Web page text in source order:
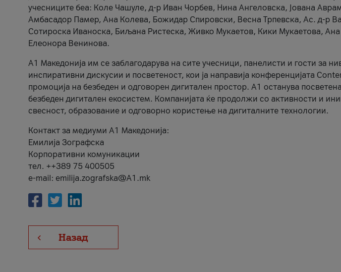
учесниците беа: Коле Чашуле, д-р Иван Чорбев, Нина Ангеловска, Јована
Амбасадор Памер, Ана Колева, Божидар Спировски, Весна Трпевска, Ас. д-р
Сотироска Иваноска, Биљана Ристеска, Живко Мукаетов, Кики Мукаетова,
Елеонора Венинова.
А1 Македонија им се заблагодарува на сите учесници, панелисти и гости за
инспиративни дискусии и посветеност, кои ја направија конференцијата
промоција на безбеден и одговорен дигитален простор. А1 останува
безбеден дигитален екосистем. Компанијата ќе продолжи со активности и
свесност, образование и одговорно користење на дигиталните технологии.
Контакт за медиуми А1 Македонија:
Емилија Зографска
Корпоративни комуникации
тел. ++389 75 400505
e-mail: emilija.zografska@A1.mk
Назад